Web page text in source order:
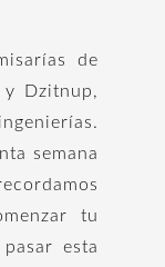
de
y Dzitnup,
semana
tu
esta